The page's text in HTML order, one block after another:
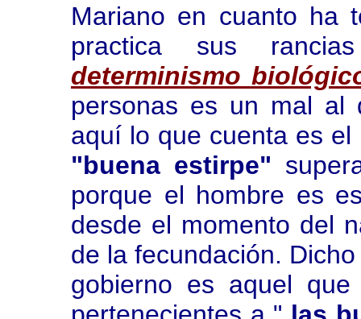
Mariano en cuanto ha
practica sus
determinismo
personas es un mal
aquí lo que cuenta es el
"buena estirpe"
porque el hombre es
desde el momento del
de la fecundación.
gobierno es aquel